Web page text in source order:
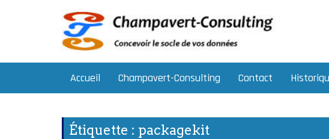
Accueil Champavert-Consulting Contact
Étiquette : packagekit